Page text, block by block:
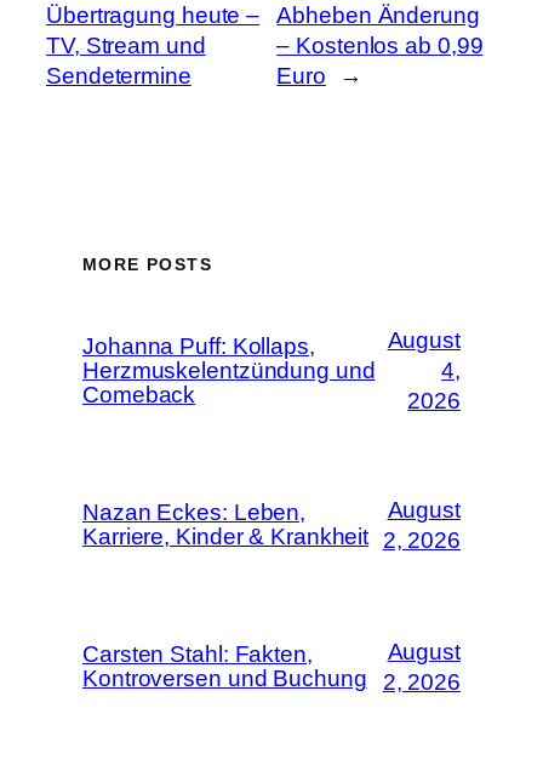
Übertragung heute –
TV, Stream und
Sendetermine
Abheben Änderung
– Kostenlos ab 0,99
Euro
→
MORE POSTS
Johanna Puff: Kollaps,
Herzmuskelentzündung und
Comeback
August
4,
2026
Nazan Eckes: Leben,
Karriere, Kinder & Krankheit
August
2, 2026
Carsten Stahl: Fakten,
Kontroversen und Buchung
August
2, 2026